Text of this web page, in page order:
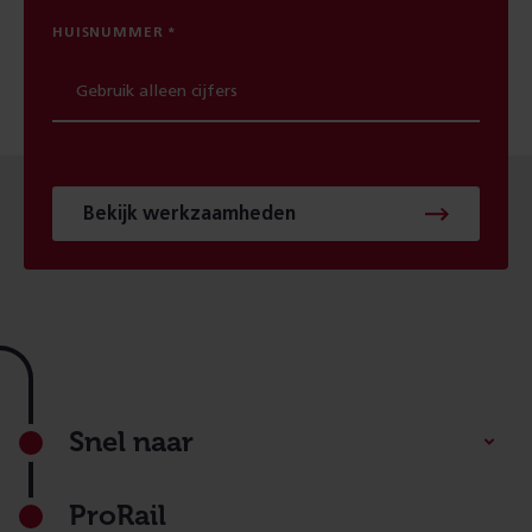
HUISNUMMER
Bekijk werkzaamheden
Footer
Snel naar
ProRail